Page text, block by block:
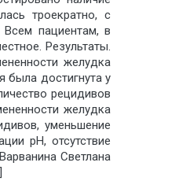
троекратно, с
Всем пациентам, в
Результаты.
желудка
была достигнута у
рецидивов
желудка
уменьшение
рН, отсутствие
Светлана